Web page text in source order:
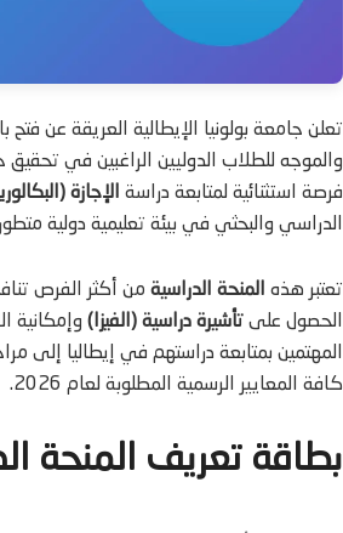
تعلن جامعة بولونيا الإيطالية العريقة عن فتح
والموجه للطلاب الدوليين الراغبين في تحقيق
فرصة استثنائية لمتابعة دراسة الإجازة
الدراسي والبحثي في بيئة تعليمية دولية
تعتبر هذه المنحة الدراسية من أكثر الفرص
الحصول على تأشيرة دراسية (الفيزا) وإمكانية
المهتمين بمتابعة دراستهم في إيطاليا
كافة المعايير الرسمية المطلوبة لعام 2026.
بطاقة تعريف المنحة